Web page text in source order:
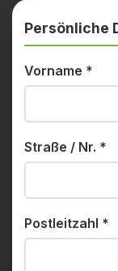
Persönliche
Vorname *
Straße / Nr. *
Postleitzahl *